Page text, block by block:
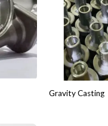
Gravity Casting